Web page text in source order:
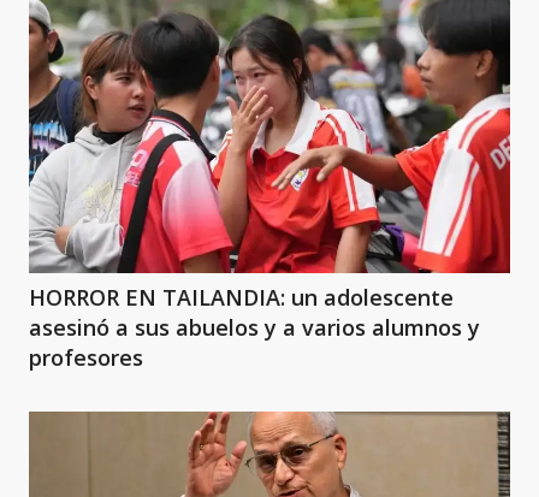
HORROR EN TAILANDIA: un adolescente
asesinó a sus abuelos y a varios alumnos y
profesores